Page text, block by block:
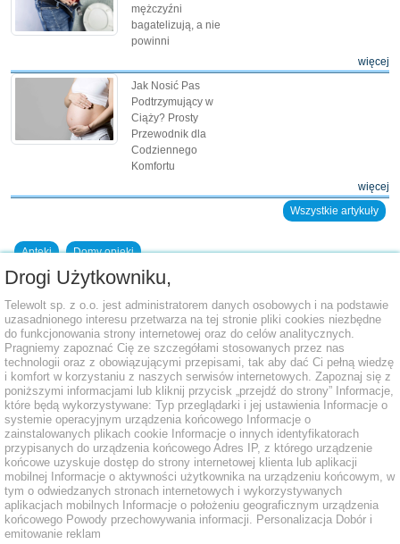
mężczyźni
bagatelizują, a nie
powinni
więcej
Jak Nosić Pas
Podtrzymujący w
Ciąży? Prosty
Przewodnik dla
Codziennego
Komfortu
więcej
Wszystkie artykuły
Apteki Domy opieki
Dodaj placówkę do bazy
Drogi Użytkowniku,
Telewolt sp. z o.o. jest administratorem danych osobowych i na podstawie
uzasadnionego interesu przetwarza na tej stronie pliki cookies niezbędne
do funkcjonowania strony internetowej oraz do celów analitycznych.
Pragniemy zapoznać Cię ze szczegółami stosowanych przez nas
technologii oraz z obowiązującymi przepisami, tak aby dać Ci pełną wiedzę
i komfort w korzystaniu z naszych serwisów internetowych. Zapoznaj się z
poniższymi informacjami lub kliknij przycisk „przejdź do strony” Informacje,
które będą wykorzystywane: Typ przeglądarki i jej ustawienia Informacje o
systemie operacyjnym urządzenia końcowego Informacje o
zainstalowanych plikach cookie Informacje o innych identyfikatorach
przypisanych do urządzenia końcowego Adres IP, z którego urządzenie
końcowe uzyskuje dostęp do strony internetowej klienta lub aplikacji
mobilnej Informacje o aktywności użytkownika na urządzeniu końcowym, w
tym o odwiedzanych stronach internetowych i wykorzystywanych
aplikacjach mobilnych Informacje o położeniu geograficznym urządzenia
końcowego Powody przechowywania informacji. Personalizacja Dobór i
emitowanie reklam